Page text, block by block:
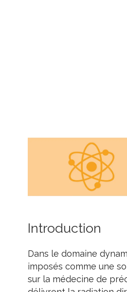
Introduction
Dans le domaine
imposés comme une
sur la médecine de